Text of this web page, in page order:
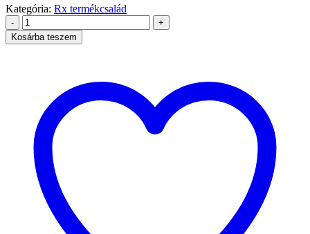
Kategória: Rx termékcsalád
-
+
Kosárba teszem